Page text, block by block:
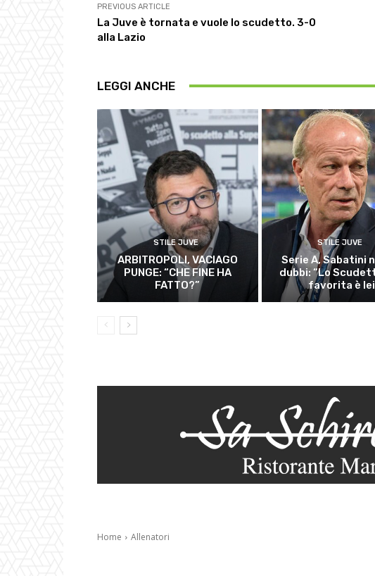
PREVIOUS ARTICLE
La Juve è tornata e vuole lo scudetto. 3-0
alla Lazio
LEGGI ANCHE
STILE JUVE
ARBITROPOLI, VACIAGO
PUNGE: “CHE FINE HA
FATTO?”
STILE JUVE
Serie A, Sabatini
dubbi: “Lo
favorita è lei